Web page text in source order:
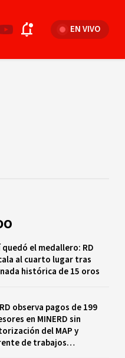
EN VIVO
quedó el medallero: RD
al cuarto lugar tras
histórica de 15 oros
observa pagos de 199
en MINERD sin
del MAP y
de trabajos